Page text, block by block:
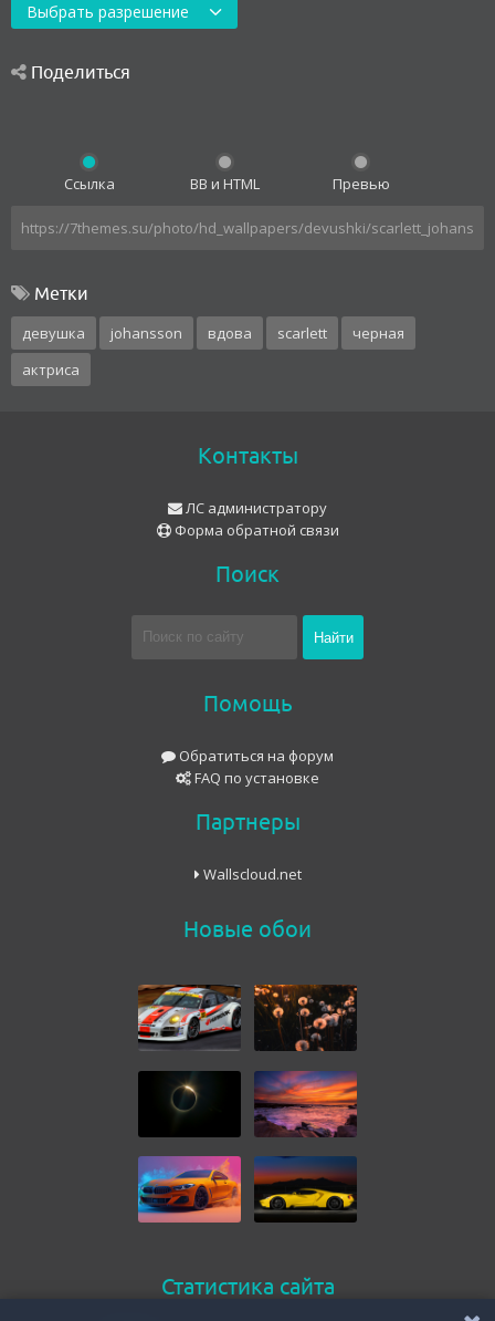
Выбрать разрешение
Поделиться
Ссылка BB и HTML Превью
Метки
девушка johansson вдова scarlett
черная
актриса
Контакты
ЛС администратору
Форма обратной связи
Поиск
Помощь
Обратиться на форум
FAQ по установке
Партнеры
Wallscloud.net
Новые обои
Статистика сайта